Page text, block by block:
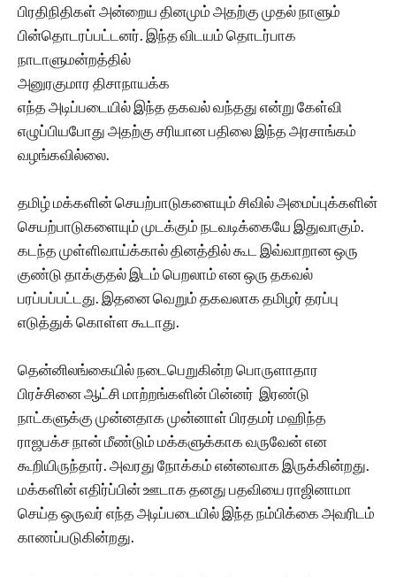
பிரதிநிதிகள் அன்றைய தினமும் அதற்கு முதல் நாளும்
பின்தொடரப்பட்டனர். இந்த விடயம் தொடர்பாக
நாடாளுமன்றத்தில்
அனுரகுமார திசாநாயக்க
எந்த அடிப்படையில் இந்த தகவல் வந்தது என்று கேள்வி
எழுப்பியபோது அதற்கு சரியான பதிலை இந்த அரசாங்கம்
வழங்கவில்லை.
தமிழ் மக்களின் செயற்பாடுகளையும் சிவில் அமைப்புக்களின்
செயற்பாடுகளையும் முடக்கும் நடவடிக்கையே இதுவாகும்.
கடந்த முள்ளிவாய்க்கால் தினத்தில் கூட இவ்வாறான ஒரு
குண்டு தாக்குதல் இடம் பெறலாம் என ஒரு தகவல்
பரப்பப்பட்டது. இதனை வெறும் தகவலாக தமிழர் தரப்பு
எடுத்துக் கொள்ள கூடாது.
தென்னிலங்கையில் நடைபெறுகின்ற பொருளாதார
பிரச்சினை ஆட்சி மாற்றங்களின் பின்னர் இரண்டு
நாட்களுக்கு முன்னதாக முன்னாள் பிரதமர் மஹிந்த
ராஜபக்ச நான் மீண்டும் மக்களுக்காக வருவேன் என
கூறியிருந்தார். அவரது நோக்கம் என்னவாக இருக்கின்றது.
மக்களின் எதிர்ப்பின் ஊடாக தனது பதவியை ராஜினாமா
செய்த ஒருவர் எந்த அடிப்படையில் இந்த நம்பிக்கை அவரிடம்
காணப்படுகின்றது.